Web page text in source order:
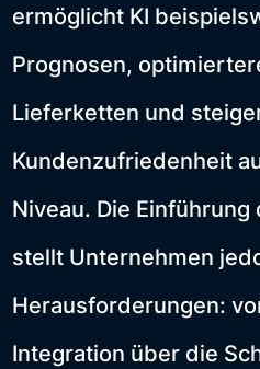
ermöglicht KI
Prognosen,
Lieferketten und
Kundenzufriedenheit
Niveau. Die
stellt Unternehmen
Herausforderungen:
Integration über die